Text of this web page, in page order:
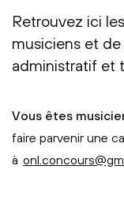
Retrouvez ici
musiciens et
administratif et
Vous êtes
faire parvenir une
à